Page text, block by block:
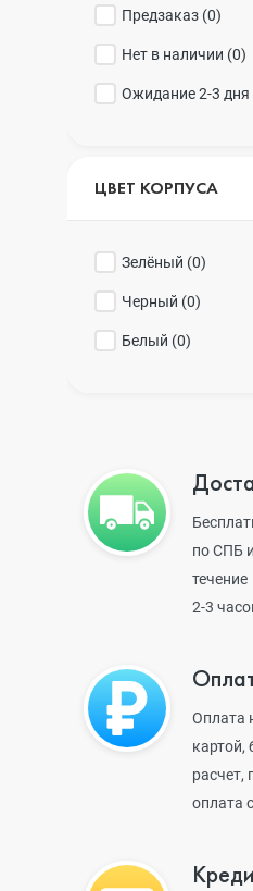
Realme
Samsung
Sony
Ulefone
Предзаказ (0)
Нет в наличии (0)
Ожидание 2-3 дня
ЦВЕТ КОРПУСА
Зелёный (0)
Черный (0)
Белый (0)
по СПБ
течение
2-3
Оплата
картой,
расчет,
оплата